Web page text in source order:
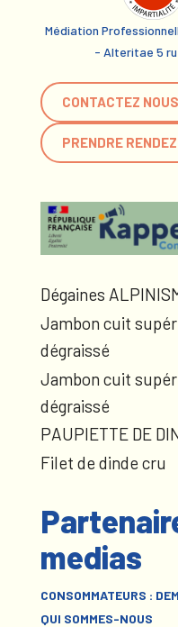
Médiation
- Alteritae 5
CONTACTEZ NOUS
PRENDRE
Dégaines
Jambon cuit
dégraissé
Jambon cuit
dégraissé
PAUPIETTE DE
Filet de dinde cru
medias
CONSOMMATEURS :
QUI SOMMES-NOUS